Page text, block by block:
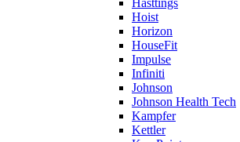
Hasttings
Hoist
Horizon
HouseFit
Impulse
Infiniti
Johnson
Johnson Health Tech
Kampfer
Kettler